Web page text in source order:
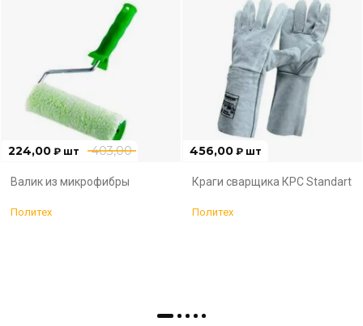
403,00
224,00 ₽ шт
Валик из микрофибры
Политех
456,00 ₽ шт
Краги сварщика КРС Standart
Политех